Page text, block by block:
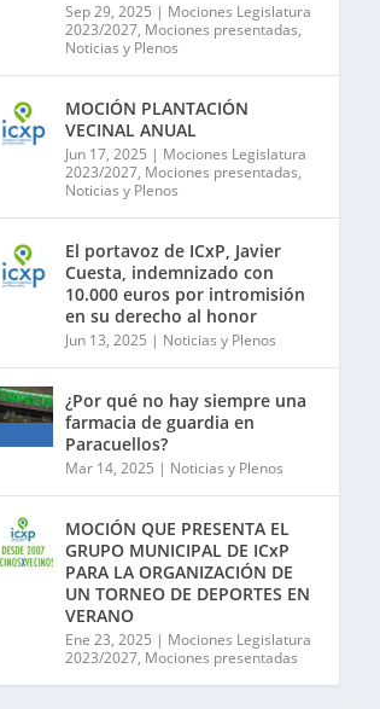
Sep 29, 2025 | Mociones Legislatura
2023/2027, Mociones presentadas,
Noticias y Plenos
MOCIÓN PLANTACIÓN
VECINAL ANUAL
Jun 17, 2025 | Mociones Legislatura
2023/2027, Mociones presentadas,
Noticias y Plenos
El portavoz de ICxP, Javier
Cuesta, indemnizado con
10.000 euros por intromisión
en su derecho al honor
Jun 13, 2025 | Noticias y Plenos
¿Por qué no hay siempre una
farmacia de guardia en
Paracuellos?
Mar 14, 2025 | Noticias y Plenos
MOCIÓN QUE PRESENTA EL
GRUPO MUNICIPAL DE ICxP
PARA LA ORGANIZACIÓN DE
UN TORNEO DE DEPORTES EN
VERANO
Ene 23, 2025 | Mociones Legislatura
2023/2027, Mociones presentadas